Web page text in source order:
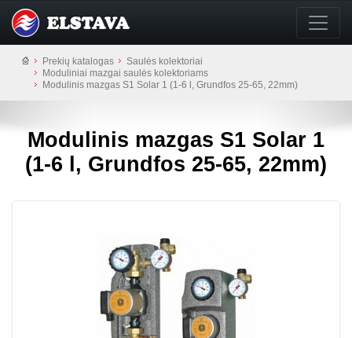
Prekių katalogas
Saulės kolektoriai
Moduliniai mazgai saulės kolektoriams
Modulinis mazgas S1 Solar 1 (1-6 l, Grundfos 25-65, 22mm)
Modulinis mazgas S1 Solar 1
(1-6 l, Grundfos 25-65, 22mm)